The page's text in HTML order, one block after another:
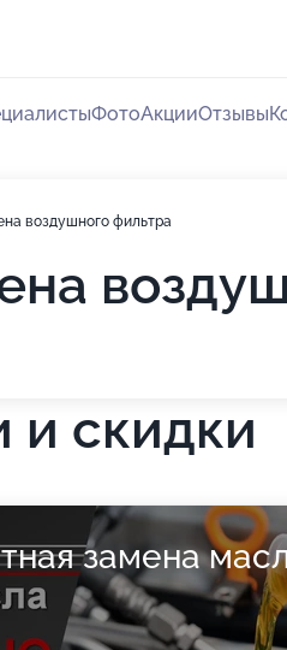
ФотоАкцииОтзывы
воздушного фильтра
и скидки
замена